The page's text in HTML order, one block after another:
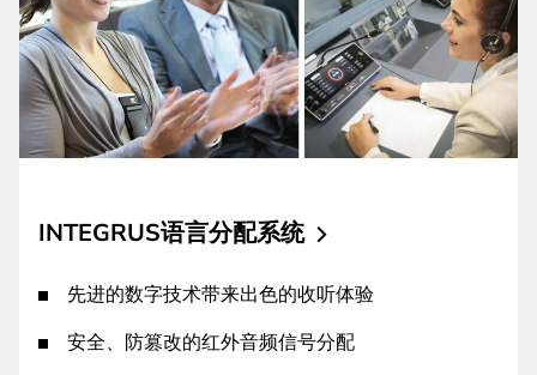
INTEGRUS语言分配系统
先进的数字技术带来出色的收听体验
安全、防篡改的红外音频信号分配